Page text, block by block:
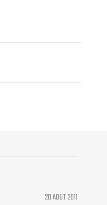
20 AOUT 2011